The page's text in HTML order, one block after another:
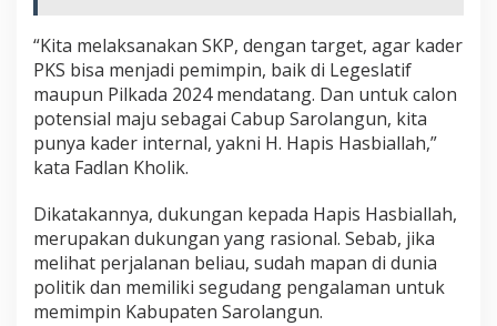
“Kita melaksanakan SKP, dengan target, agar kader
PKS bisa menjadi pemimpin, baik di Legeslatif
maupun Pilkada 2024 mendatang. Dan untuk calon
potensial maju sebagai Cabup Sarolangun, kita
punya kader internal, yakni H. Hapis Hasbiallah,”
kata Fadlan Kholik.
Dikatakannya, dukungan kepada Hapis Hasbiallah,
merupakan dukungan yang rasional. Sebab, jika
melihat perjalanan beliau, sudah mapan di dunia
politik dan memiliki segudang pengalaman untuk
memimpin Kabupaten Sarolangun.